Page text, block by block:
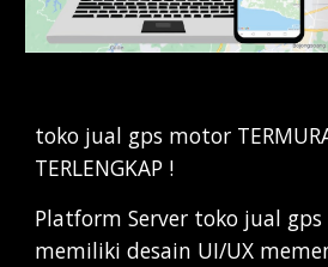
toko jual gps motor
TERLENGKAP !
Platform Server toko jual
memiliki desain UI/UX